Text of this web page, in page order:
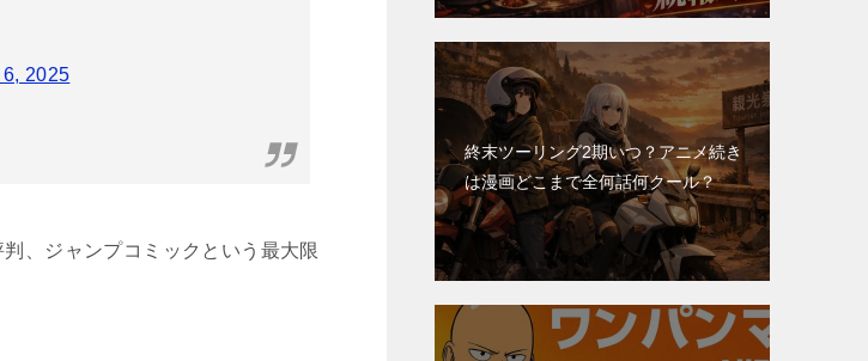
2025
判、ジャンプコミックという最大限
終末ツーリング2期いつ？アニメ続き
は漫画どこまで全何話何クール？